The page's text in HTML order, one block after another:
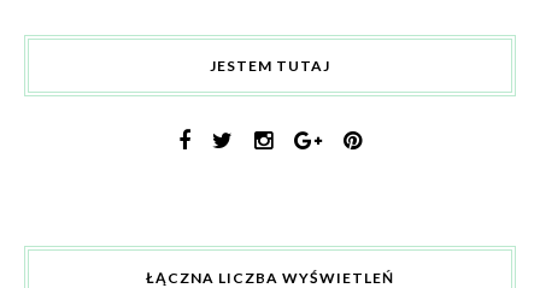
JESTEM TUTAJ
ŁĄCZNA LICZBA WYŚWIETLEŃ